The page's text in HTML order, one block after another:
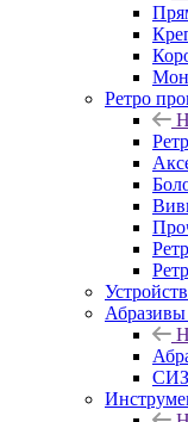
Ретро
Абразивы